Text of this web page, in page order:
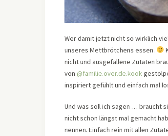
Wer damit jetzt nicht so wirklich
unseres Mettbrötchens essen.
nicht und ausgefallene Zutaten
von @familie.over.de.kook
inspiriert gefühlt und einfach mal
Und was soll ich sagen … braucht
nicht schon längst mal gemacht
nennen. Einfach rein mit allen